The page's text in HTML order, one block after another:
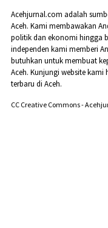
Acehjurnal.com adalah
Aceh. Kami membawakan
politik dan ekonomi hingga
independen kami memberi
butuhkan untuk membuat
Aceh. Kunjungi website
terbaru di Aceh.
CC Creative Commons -